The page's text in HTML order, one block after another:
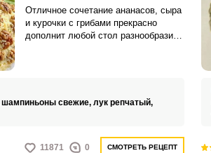
Отличное сочетание ананасов, сыра
и курочки с грибами прекрасно
дополнит любой стол разнообразит
и сытность и удивительный вкус.
шампиньоны свежие, лук репчатый,
11871 0 СМОТРЕТЬ РЕЦЕПТ